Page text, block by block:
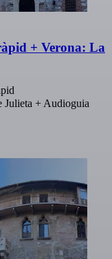
+ Verona: La
Julieta + Audioguia